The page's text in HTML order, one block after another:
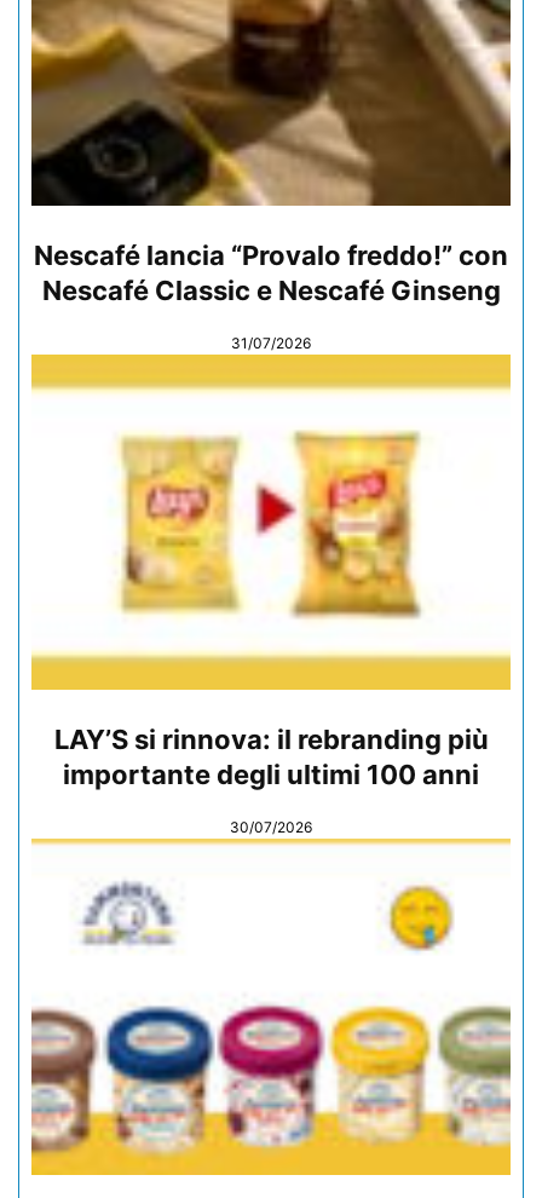
Nescafé lancia “Provalo freddo!” con
Nescafé Classic e Nescafé Ginseng
31/07/2026
LAY’S si rinnova: il rebranding più
importante degli ultimi 100 anni
30/07/2026